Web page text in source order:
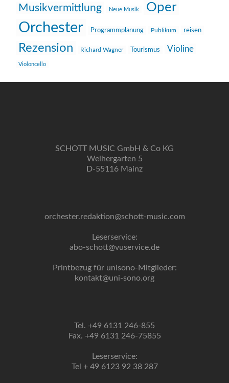
Musikvermittlung Neue Musik Oper
Orchester Programmplanung Publikum reisen
Rezension Richard Wagner Tourismus Violine
Violoncello
SCHOTT MUSIC GmbH & Co KG
Weihergarten 5
D-55116 Mainz
orchester.redaktion@schott-music.com
Leserservice:
abo-schott@vuservice.de
Printbezug für unisono-Mitglieder:
kontakt@uni-sono.org
Tel. +49 6131 246-855
Fax. +49 6131 246-75855
Leserservice:
Tel + 49 6123 92 38 287